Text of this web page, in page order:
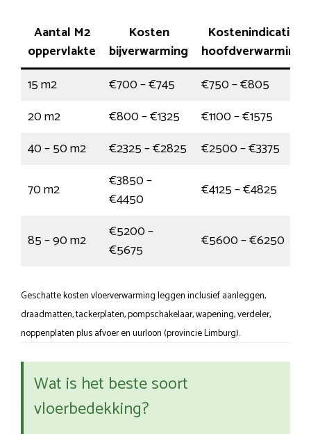
Aantal M2
oppervlakte
Kosten
bijverwarming
Kostenindicatie
hoofdverwarming
15 m2
€700 – €745
€750 – €805
20 m2
€800 – €1325
€1100 – €1575
40 – 50 m2
€2325 – €2825
€2500 – €3375
70 m2
€3850 –
€4450
€4125 – €4825
85 – 90 m2
€5200 –
€5675
€5600 – €6250
Geschatte kosten vloerverwarming leggen inclusief aanleggen,
draadmatten, tackerplaten, pompschakelaar, wapening, verdeler,
noppenplaten plus afvoer en uurloon (provincie Limburg).
Wat is het beste soort
vloerbedekking?